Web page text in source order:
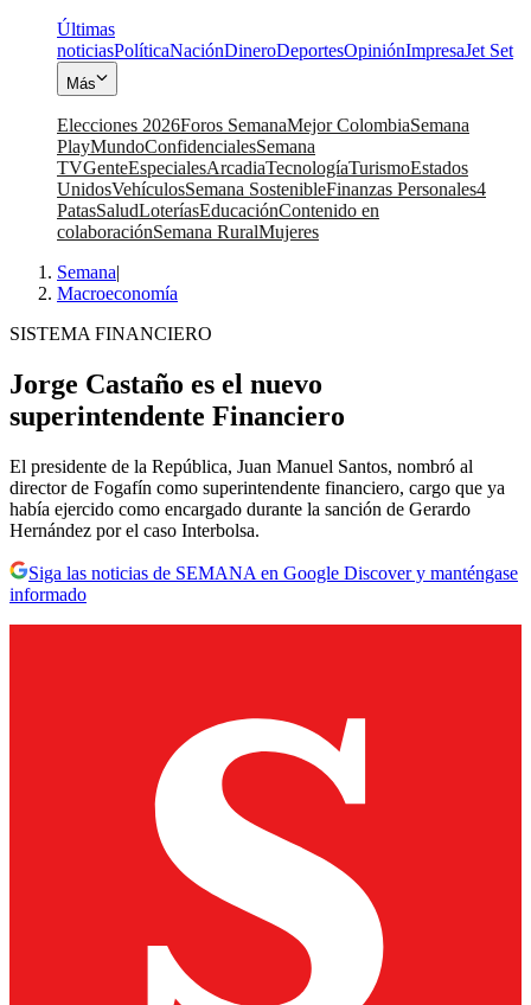
Últimas
noticiasPolíticaNaciónDineroDeportesOpiniónImpresaJet Set
Más
Elecciones 2026Foros SemanaMejor ColombiaSemana
PlayMundoConfidencialesSemana
TVGenteEspecialesArcadiaTecnologíaTurismoEstados
UnidosVehículosSemana SostenibleFinanzas Personales4
PatasSaludLoteríasEducaciónContenido en
colaboraciónSemana RuralMujeres
Semana|
Macroeconomía
SISTEMA FINANCIERO
Jorge Castaño es el nuevo
superintendente Financiero
El presidente de la República, Juan Manuel Santos, nombró al
director de Fogafín como superintendente financiero, cargo que ya
había ejercido como encargado durante la sanción de Gerardo
Hernández por el caso Interbolsa.
Siga las noticias de SEMANA en Google Discover y manténgase
informado